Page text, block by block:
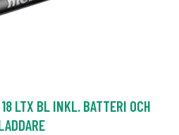
LTX BL INKL. BATTERI OCH